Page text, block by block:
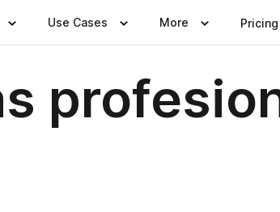
Use Cases More Pricing